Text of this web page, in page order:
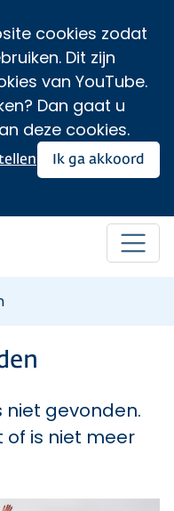
cookies zodat
Dit zijn
van YouTube.
Dan gaat u
deze cookies.
Ik ga akkoord
niet gevonden.
of is niet meer